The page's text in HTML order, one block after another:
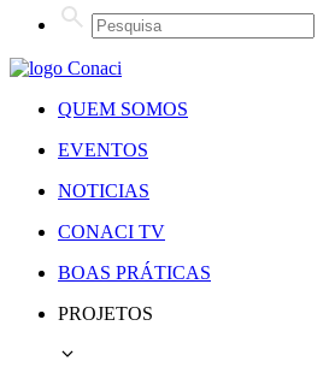
QUEM SOMOS
EVENTOS
NOTICIAS
CONACI TV
BOAS PRÁTICAS
PROJETOS